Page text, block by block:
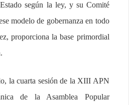
según la ley, y su Comité
modelo de gobernanza en todo
proporciona la base primordial
la cuarta sesión de la XIII APN
de la Asamblea Popular